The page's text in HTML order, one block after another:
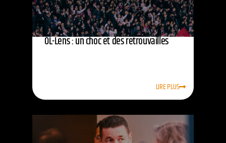
OL-Lens : un choc et des retrouvailles
LIRE PLUS